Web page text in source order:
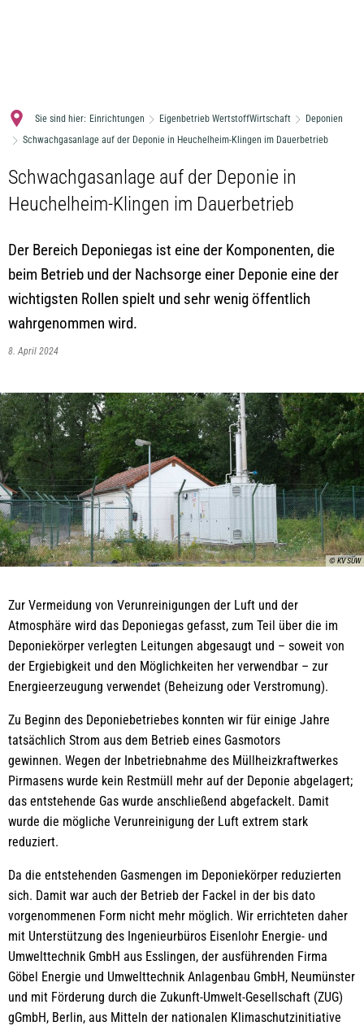
Sie sind hier: Einrichtungen Eigenbetrieb WertstoffWirtschaft
Deponien
Schwachgasanlage auf der Deponie in Heuchelheim-Klingen im Dauerbetrieb
Schwachgasanlage auf der Deponie in
Heuchelheim-Klingen im Dauerbetrieb
Der Bereich Deponiegas ist eine der Komponenten, die
beim Betrieb und der Nachsorge einer Deponie eine der
wichtigsten Rollen spielt und sehr wenig öffentlich
wahrgenommen wird.
8. April 2024
© KV SÜW
Zur Vermeidung von Verunreinigungen der Luft und der
Atmosphäre wird das Deponiegas gefasst, zum Teil über die im
Deponiekörper verlegten Leitungen abgesaugt und – soweit von
der Ergiebigkeit und den Möglichkeiten her verwendbar – zur
Energieerzeugung verwendet (Beheizung oder Verstromung).
Zu Beginn des Deponiebetriebes konnten wir für einige Jahre
tatsächlich Strom aus dem Betrieb eines Gasmotors
gewinnen. Wegen der Inbetriebnahme des Müllheizkraftwerkes
Pirmasens wurde kein Restmüll mehr auf der Deponie abgelagert;
das entstehende Gas wurde anschließend abgefackelt. Damit
wurde die mögliche Verunreinigung der Luft extrem stark
reduziert.
Da die entstehenden Gasmengen im Deponiekörper reduzierten
sich. Damit war auch der Betrieb der Fackel in der bis dato
vorgenommenen Form nicht mehr möglich. Wir errichteten daher
mit Unterstützung des Ingenieurbüros Eisenlohr Energie- und
Umwelttechnik GmbH aus Esslingen, der ausführenden Firma
Göbel Energie und Umwelttechnik Anlagenbau GmbH, Neumünster
und mit Förderung durch die Zukunft-Umwelt-Gesellschaft (ZUG)
gGmbH, Berlin, aus Mitteln der nationalen Klimaschutzinitiative